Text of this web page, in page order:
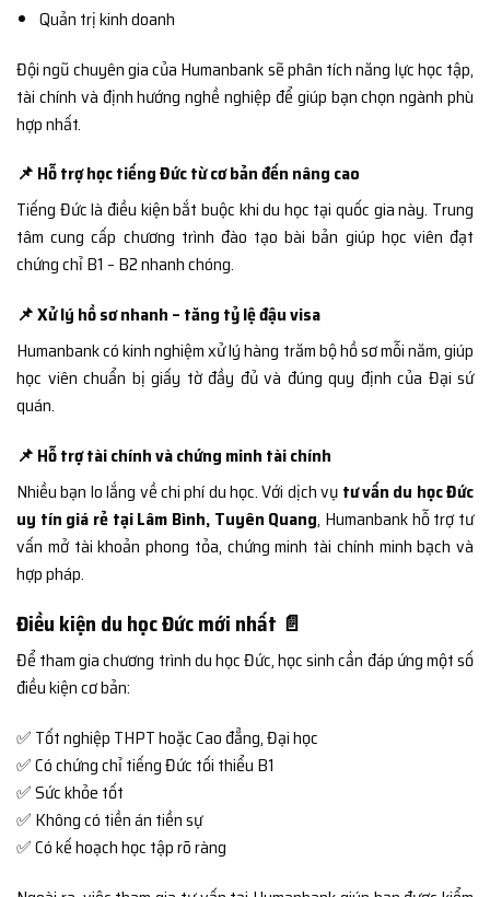
Quản trị kinh doanh
Đội ngũ chuyên gia của Humanbank sẽ phân tích năng lực học tập,
tài chính và định hướng nghề nghiệp để giúp bạn chọn ngành phù
hợp nhất.
📌 Hỗ trợ học tiếng Đức từ cơ bản đến nâng cao
Tiếng Đức là điều kiện bắt buộc khi du học tại quốc gia này. Trung
tâm cung cấp chương trình đào tạo bài bản giúp học viên đạt
chứng chỉ B1 – B2 nhanh chóng.
📌 Xử lý hồ sơ nhanh – tăng tỷ lệ đậu visa
Humanbank có kinh nghiệm xử lý hàng trăm bộ hồ sơ mỗi năm, giúp
học viên chuẩn bị giấy tờ đầy đủ và đúng quy định của Đại sứ
quán.
📌 Hỗ trợ tài chính và chứng minh tài chính
Nhiều bạn lo lắng về chi phí du học. Với dịch vụ tư vấn du học Đức
uy tín giá rẻ tại Lâm Bình, Tuyên Quang, Humanbank hỗ trợ tư
vấn mở tài khoản phong tỏa, chứng minh tài chính minh bạch và
hợp pháp.
Điều kiện du học Đức mới nhất 📄
Để tham gia chương trình du học Đức, học sinh cần đáp ứng một số
điều kiện cơ bản:
✅ Tốt nghiệp THPT hoặc Cao đẳng, Đại học
✅ Có chứng chỉ tiếng Đức tối thiểu B1
✅ Sức khỏe tốt
✅ Không có tiền án tiền sự
✅ Có kế hoạch học tập rõ ràng